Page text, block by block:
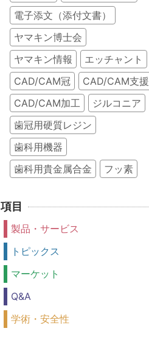
電子添文（添付文書）
ヤマキン博士会
ヤマキン情報
エッチャント
CAD/CAM冠
CAD/CAM支援
CAD/CAM加工
ジルコニア
歯冠用硬質レジン
歯科用機器
歯科用貴金属合金
フッ素
項目
製品・サービス
トピックス
マーケット
Q&A
学術・安全性